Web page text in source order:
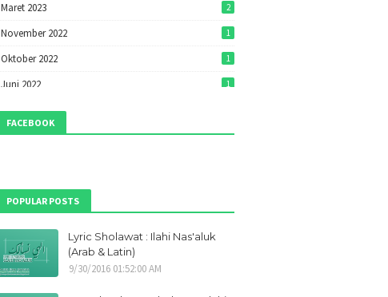
Maret 2023 2
November 2022 1
Oktober 2022 1
Juni 2022 1
Mei 2022
April 2022 7
Februari 2022
Desember 2021 1
Oktober 2021
September 2021
FACEBOOK
POPULAR POSTS
Lyric Sholawat : Ilahi Nas'aluk
(Arab & Latin)
9/30/2016 01:52:00 AM